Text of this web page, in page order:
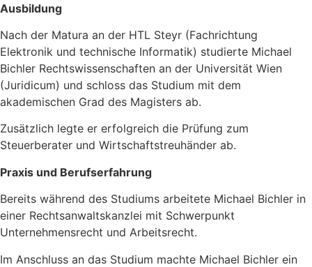
Ausbildung
Nach der Matura an der HTL Steyr (Fachrichtung
Elektronik und technische Informatik) studierte Michael
Bichler Rechtswissenschaften an der Universität Wien
(Juridicum) und schloss das Studium mit dem
akademischen Grad des Magisters ab.
Zusätzlich legte er erfolgreich die Prüfung zum
Steuerberater und Wirtschaftstreuhänder ab.
Praxis und Berufserfahrung
Bereits während des Studiums arbeitete Michael Bichler in
einer Rechtsanwaltskanzlei mit Schwerpunkt
Unternehmensrecht und Arbeitsrecht.
Im Anschluss an das Studium machte Michael Bichler ein